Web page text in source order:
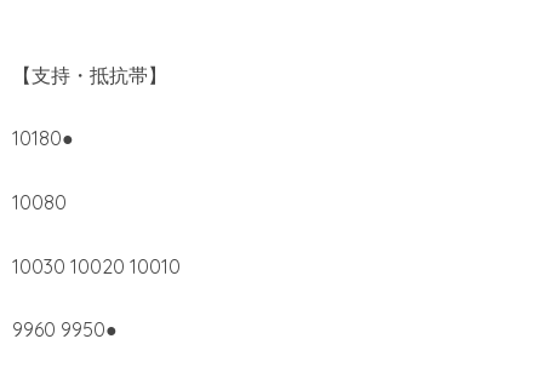
【支持・抵抗帯】
10180●
10080
10030 10020 10010
9960 9950●